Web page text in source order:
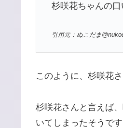
杉咲花ちゃんの
引用元：ぬこだま
このように、杉咲花
杉咲花さんと言えば
いてしまったそうです